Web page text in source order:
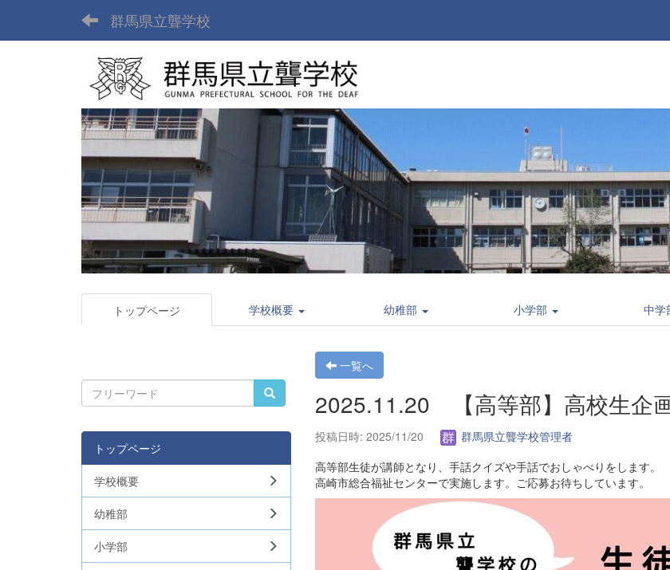
群馬県立聾学校
トップページ 学校概要 幼稚部 小学部 中学
一覧へ
2025.11.20 【高等部】高校生企
投稿日時: 2025/11/20
群馬県立聾学校管理者
高等部生徒が講師となり、手話クイズや手話でおしゃべりをします。
高崎市総合福祉センターで実施します。ご応募お待ちしています。
トップページ
学校概要
幼稚部
小学部